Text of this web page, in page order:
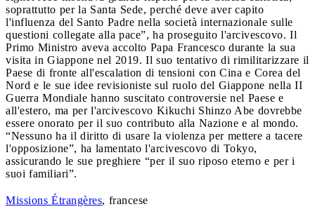
soprattutto per la Santa Sede, perché deve aver capito
l'influenza del Santo Padre nella società internazionale sulle
questioni collegate alla pace”, ha proseguito l'arcivescovo. Il
Primo Ministro aveva accolto Papa Francesco durante la sua
visita in Giappone nel 2019. Il suo tentativo di rimilitarizzare il
Paese di fronte all'escalation di tensioni con Cina e Corea del
Nord e le sue idee revisioniste sul ruolo del Giappone nella II
Guerra Mondiale hanno suscitato controversie nel Paese e
all'estero, ma per l'arcivescovo Kikuchi Shinzo Abe dovrebbe
essere onorato per il suo contributo alla Nazione e al mondo.
“Nessuno ha il diritto di usare la violenza per mettere a tacere
l'opposizione”, ha lamentato l'arcivescovo di Tokyo,
assicurando le sue preghiere “per il suo riposo eterno e per i
suoi familiari”.
Missions Étrangères, francese